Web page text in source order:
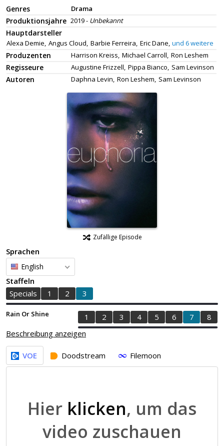
Genres Drama
Produktionsjahre 2019 - Unbekannt
Hauptdarsteller
Alexa Demie, Angus Cloud, Barbie Ferreira, Eric Dane, und 6 weitere
Produzenten Harrison Kreiss, Michael Carroll, Ron Leshem
Regisseure Augustine Frizzell, Pippa Bianco, Sam Levinson
Autoren Daphna Levin, Ron Leshem, Sam Levinson
Zufällige Episode
Sprachen
English
Staffeln
Specials
1 2 3
Rain Or Shine 1 2 3 4 5 6 7
8
Beschreibung anzeigen
VOE Doodstream Filemoon
Hier klicken, um das
video zuschauen